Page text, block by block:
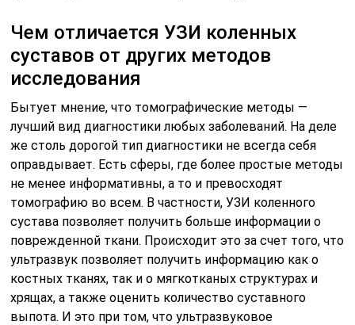
Чем отличается УЗИ коленных
суставов от других методов
исследования
Бытует мнение, что томографические методы —
лучший вид диагностики любых заболеваний. На деле
же столь дорогой тип диагностики не всегда себя
оправдывает. Есть сферы, где более простые методы
не менее информативны, а то и превосходят
томографию во всем. В частности, УЗИ коленного
сустава позволяет получить больше информации о
поврежденной ткани. Происходит это за счет того, что
ультразвук позволяет получить информацию как о
костных тканях, так и о мягкотканых структурах и
хрящах, а также оценить количество суставного
выпота. И это при том, что ультразвуковое